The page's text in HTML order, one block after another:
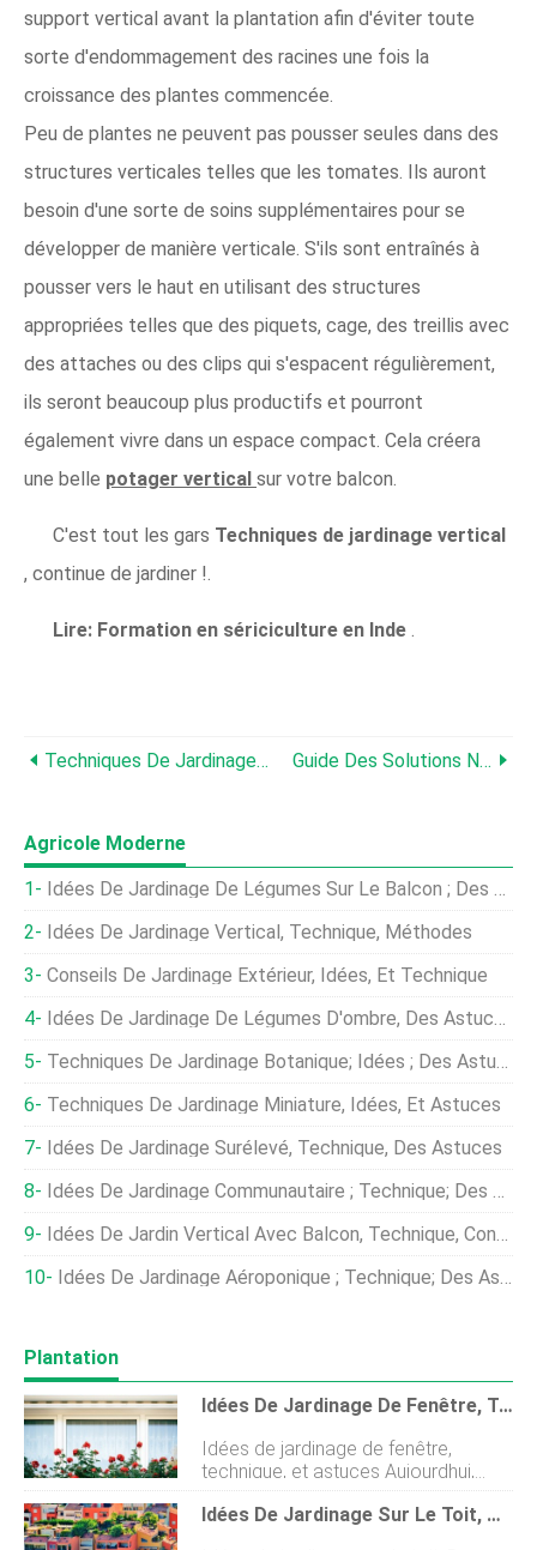
support vertical avant la plantation afin d'éviter toute
sorte d'endommagement des racines une fois la
croissance des plantes commencée.
Peu de plantes ne peuvent pas pousser seules dans des
structures verticales telles que les tomates. Ils auront
besoin d'une sorte de soins supplémentaires pour se
développer de manière verticale. S'ils sont entraînés à
pousser vers le haut en utilisant des structures
appropriées telles que des piquets, cage, des treillis avec
des attaches ou des clips qui s'espacent régulièrement,
ils seront beaucoup plus productifs et pourront
également vivre dans un espace compact. Cela créera
une belle potager vertical sur votre balcon.
C'est tout les gars Techniques de jardinage vertical
, continue de jardiner !.
Lire: Formation en sériciculture en Inde .
Techniques De Jardinage Aquaponique ; Idées ; Des Astuces Guide Des Solutions Nutritives Hydroponiques Maison
Agricole Moderne
Idées De Jardinage De Légumes Sur Le Balcon ; Des Astuces; Technique
Idées De Jardinage Vertical, Technique, Méthodes
Conseils De Jardinage Extérieur, Idées, Et Technique
Idées De Jardinage De Légumes D'ombre, Des Astuces, Technique
Techniques De Jardinage Botanique; Idées ; Des Astuces
Techniques De Jardinage Miniature, Idées, Et Astuces
Idées De Jardinage Surélevé, Technique, Des Astuces
Idées De Jardinage Communautaire ; Technique; Des Astuces
Idées De Jardin Vertical Avec Balcon, Technique, Conseils En Inde
Idées De Jardinage Aéroponique ; Technique; Des Astuces
Plantation
Idées De Jardinage De Fenêtre, Techniques Et Astuces
Idées de jardinage de fenêtre,
technique, et astuces Aujourdhui,
nous sommes dans lapprentissage
des idées de jardinage de fenêtre. Idées De Jardinage Sur Le Toit, Des Astuces, Technique